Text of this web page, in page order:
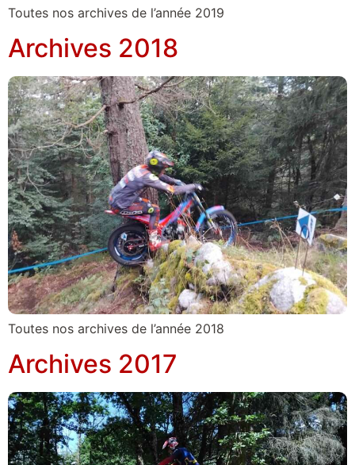
Toutes nos archives de l’année 2019
Archives 2018
Toutes nos archives de l’année 2018
Archives 2017